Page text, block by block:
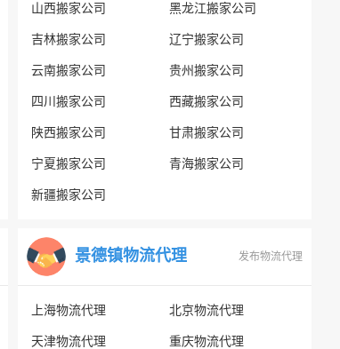
山西搬家公司 黑龙江搬家公司
吉林搬家公司 辽宁搬家公司
云南搬家公司 贵州搬家公司
四川搬家公司 西藏搬家公司
陕西搬家公司 甘肃搬家公司
宁夏搬家公司 青海搬家公司
新疆搬家公司
景德镇物流代理 发布物流代理
上海物流代理 北京物流代理
天津物流代理 重庆物流代理